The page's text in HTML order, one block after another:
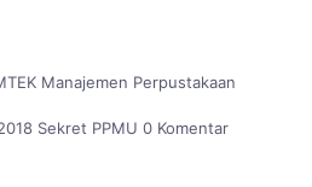
Manajemen Perpustakaan
Sekret PPMU 0 Komentar